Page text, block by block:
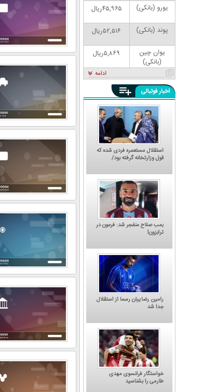
قهر کنیم؟' جدیدترین
کاریکاتور/ باشگاه پرسپولیس: امروز نوبت
شکایت از کجاست؟
یورو (بانکی)
۴۵,۹۶۵ریال
پوند (بانکی)
۵۲,۵۱۶ریال
یوان چین
(بانکی)
۵,۸۶۹ریال
ادامه
اخبار فوتبالی
استقلال مستعمره فردی شده که
قول وزارتخانه گرفته بود/
انتخاباتی داشت، باشگاه را به او
داد!
بمب صلاح منفجر شد: فرعون در
ترابزون!
رامین رضاییان رسما از استقلال
جدا شد
خواستگار فرانسوی مهدی
طارمی را بشناسید